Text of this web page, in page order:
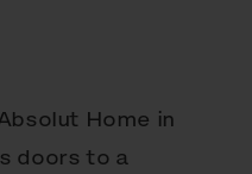
Home in
doors to a